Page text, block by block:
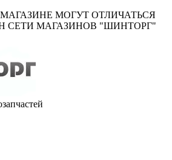
МОГУТ ОТЛИЧАТЬСЯ
СЕТИ МАГАЗИНОВ "ШИНТОРГ"